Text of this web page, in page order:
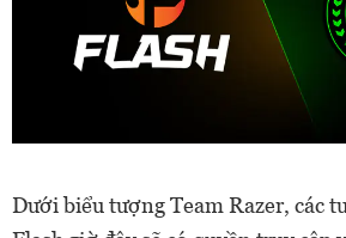
Dưới biểu tượng Team Razer, các